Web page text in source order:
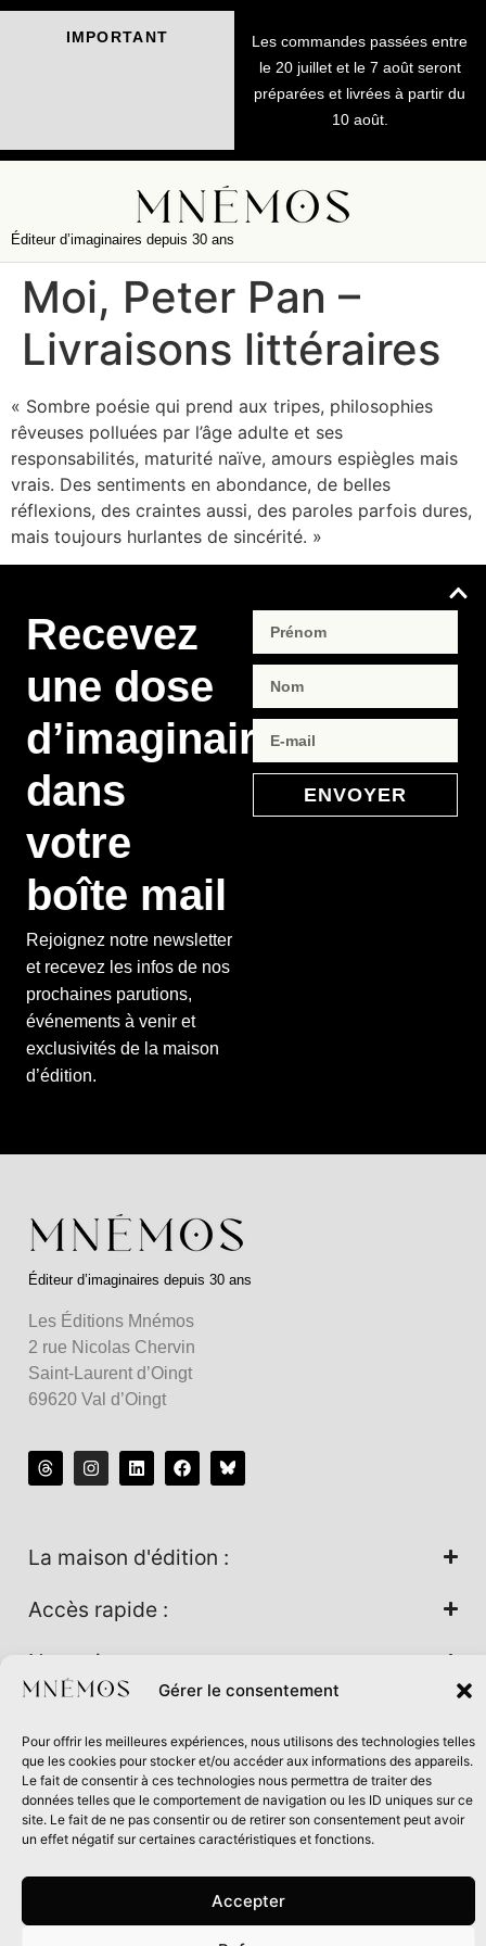
Gérer le consentement
Pour offrir les meilleures expériences, nous utilisons des technologies telles
que les cookies pour stocker et/ou accéder aux informations des appareils.
Le fait de consentir à ces technologies nous permettra de traiter des
données telles que le comportement de navigation ou les ID uniques sur ce
site. Le fait de ne pas consentir ou de retirer son consentement peut avoir
un effet négatif sur certaines caractéristiques et fonctions.
Accepter
IMPORTANT
Les commandes passées entre
le 20 juillet et le 7 août seront
préparées et livrées à partir du
10 août.
Éditeur d’imaginaires depuis 30 ans
Moi, Peter Pan –
Livraisons littéraires
« Sombre poésie qui prend aux tripes, philosophies
rêveuses polluées par l’âge adulte et ses
responsabilités, maturité naïve, amours espiègles mais
vrais. Des sentiments en abondance, de belles
réflexions, des craintes aussi, des paroles parfois dures,
mais toujours hurlantes de sincérité. »
Recevez
une dose
d’imaginaire
dans
votre
boîte mail
Rejoignez notre newsletter
et recevez les infos de nos
prochaines parutions,
événements à venir et
exclusivités de la maison
d’édition.
ENVOYER
Éditeur d’imaginaires depuis 30 ans
Les Éditions Mnémos
2 rue Nicolas Chervin
Saint-Laurent d’Oingt
69620 Val d’Oingt
La maison d'édition :
Accès rapide :
Nos univers :
Maison d’édition soutenue par la DRAC Auvergne-Rhône-
Alpes et la Région Auvergne-Rhône-Alpes dans le cadre du
Contrat de filière Livre 2024